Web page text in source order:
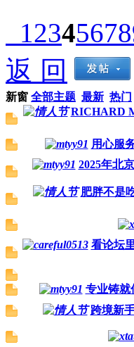
12345678
返 回
新窗 全部主题 最新 热门
RICHARD
用心服
2025年北
肥胖不是
看论坛
专业铸
跨境新